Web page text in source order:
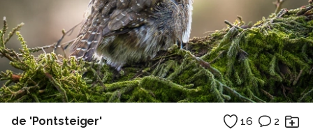
de 'Pontsteiger' 16 2